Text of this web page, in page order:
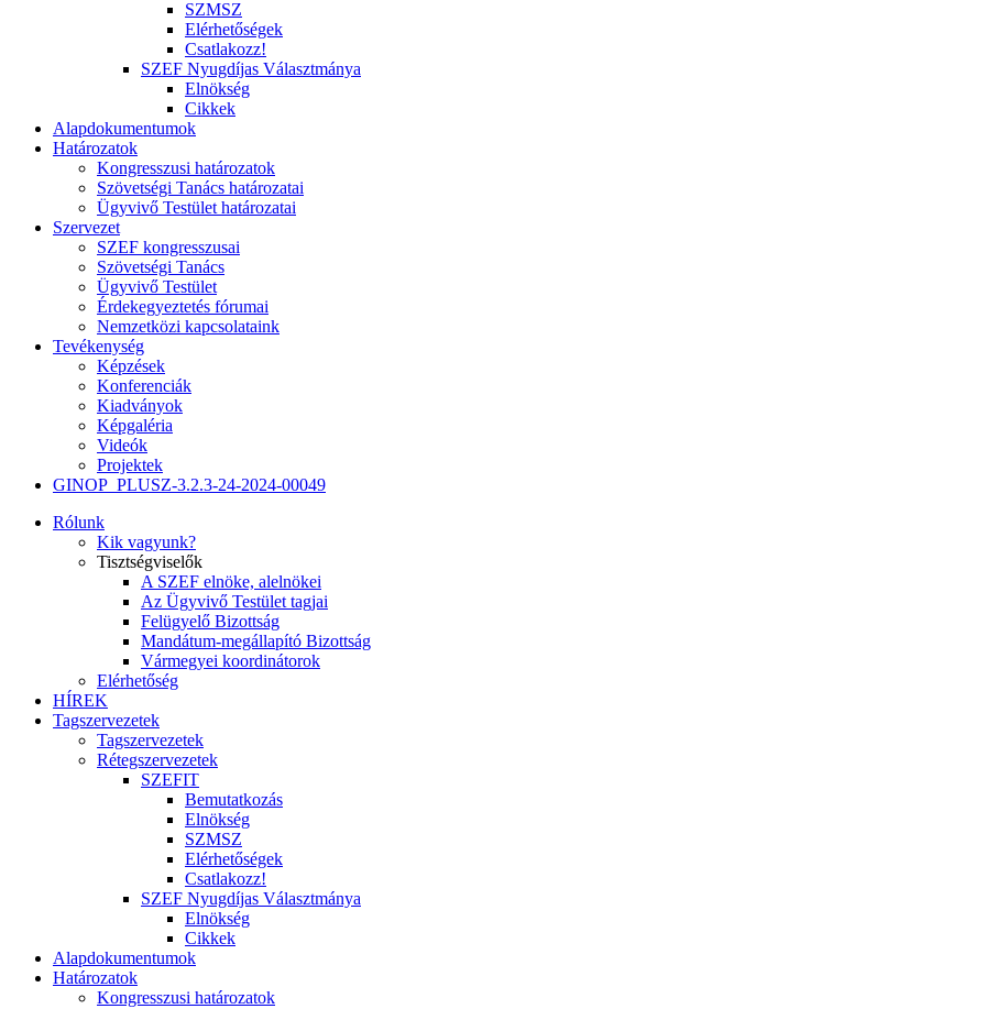
SZMSZ
Elérhetőségek
Csatlakozz!
SZEF Nyugdíjas Választmánya
Elnökség
Cikkek
Alapdokumentumok
Határozatok
Kongresszusi határozatok
Szövetségi Tanács határozatai
Ügyvivő Testület határozatai
Szervezet
SZEF kongresszusai
Szövetségi Tanács
Ügyvivő Testület
Érdekegyeztetés fórumai
Nemzetközi kapcsolataink
Tevékenység
Képzések
Konferenciák
Kiadványok
Képgaléria
Videók
Projektek
GINOP_PLUSZ-3.2.3-24-2024-00049
Rólunk
Kik vagyunk?
Tisztségviselők
A SZEF elnöke, alelnökei
Az Ügyvivő Testület tagjai
Felügyelő Bizottság
Mandátum-megállapító Bizottság
Vármegyei koordinátorok
Elérhetőség
HÍREK
Tagszervezetek
Tagszervezetek
Rétegszervezetek
SZEFIT
Bemutatkozás
Elnökség
SZMSZ
Elérhetőségek
Csatlakozz!
SZEF Nyugdíjas Választmánya
Elnökség
Cikkek
Alapdokumentumok
Határozatok
Kongresszusi határozatok